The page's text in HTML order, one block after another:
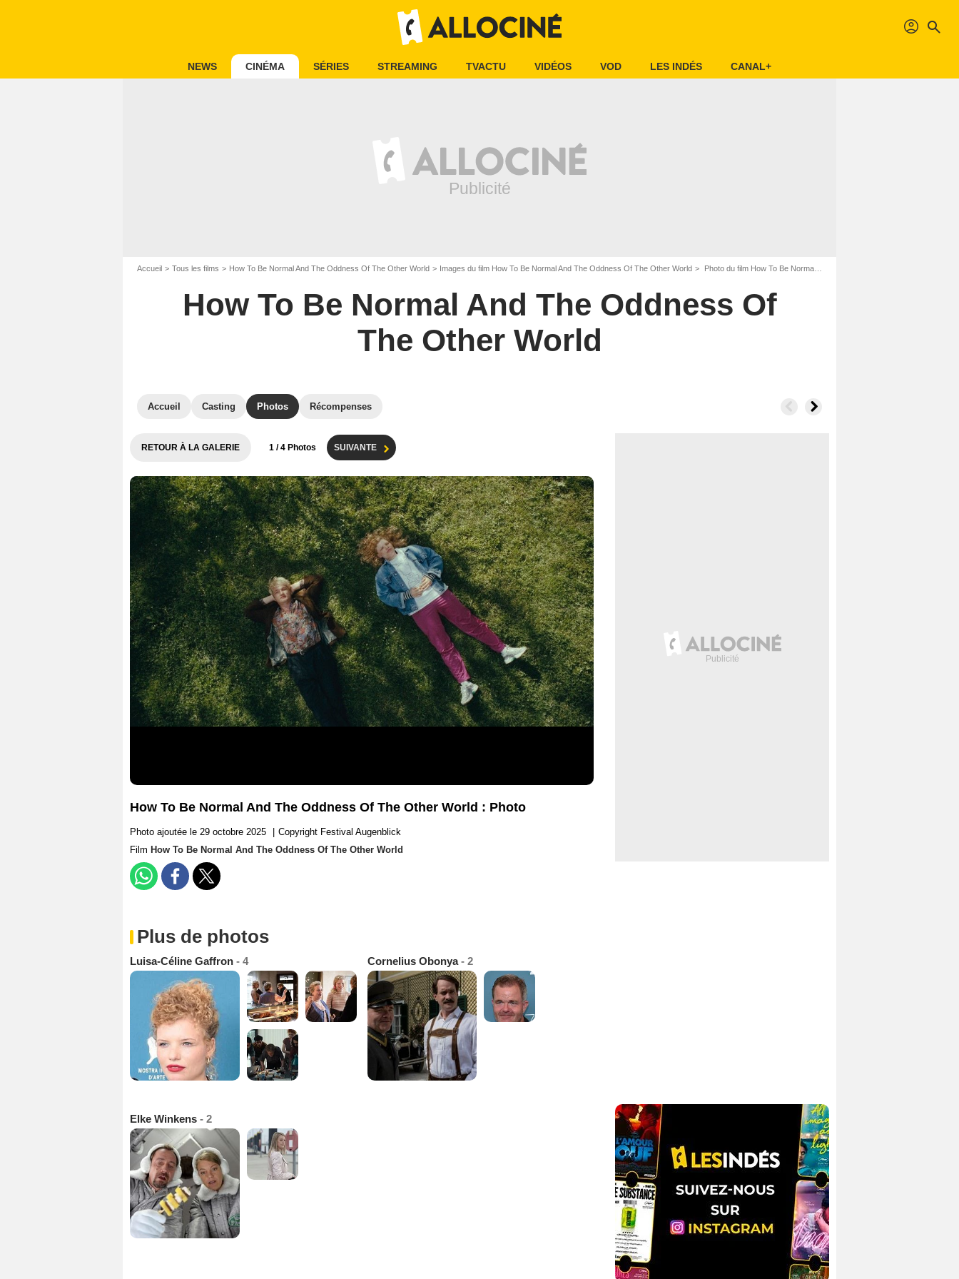
profil search
NEWS CINÉMA SÉRIES STREAMING TVACTU VIDÉOS VOD LES INDÉS CANAL+
Accueil Tous les films How To Be Normal And The Oddness Of The Other World Images du film How To Be Normal And The Oddness Of The Other World Photo du film How To Be Normal And The Oddness Of The Other World - Photo 1
How To Be Normal And The Oddness Of
The Other World
Accueil Casting Photos Récompenses
RETOUR À LA GALERIE 1 / 4 Photos SUIVANTE
How To Be Normal And The Oddness Of The Other World : Photo
Photo ajoutée le 29 octobre 2025
Copyright Festival Augenblick
Film How To Be Normal And The Oddness Of The Other World
Plus de photos
Luisa-Céline Gaffron - 4 Cornelius Obonya- 2
Elke Winkens - 2